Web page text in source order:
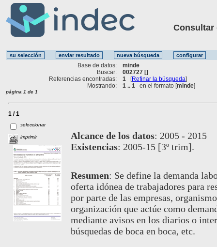
Consultar
Base de datos:
minde
Buscar:
002727 []
Referencias encontradas:
1 [Refinar la búsqueda]
Mostrando:
1 .. 1 en el formato [minde]
página 1 de 1
1 / 1
seleccionar
imprimir Alcance de los datos: 2005 - 2015
Existencias: 2005-15 [3º trim].
Resumen: Se define la demanda
oferta idónea de trabajadores para
por parte de las empresas,
organización que actúe como
mediante avisos en los diarios o
búsquedas de boca en boca, etc.